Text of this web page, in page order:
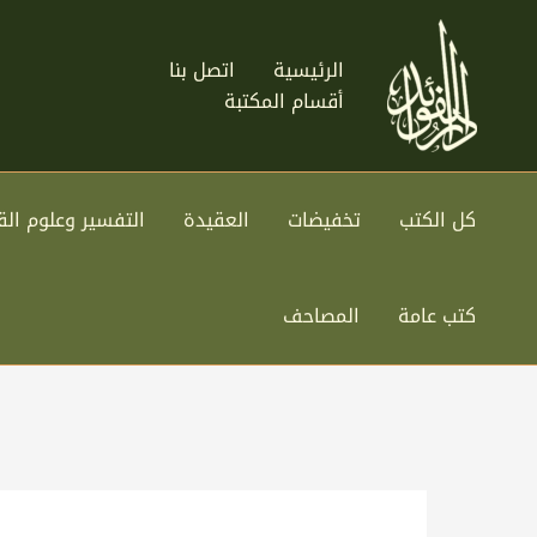
الرئيسية
اتصل بنا
أقسام المكتبة
كل الكتب تخفيضات العقيدة التفسير وعلوم
كتب عامة المصاحف